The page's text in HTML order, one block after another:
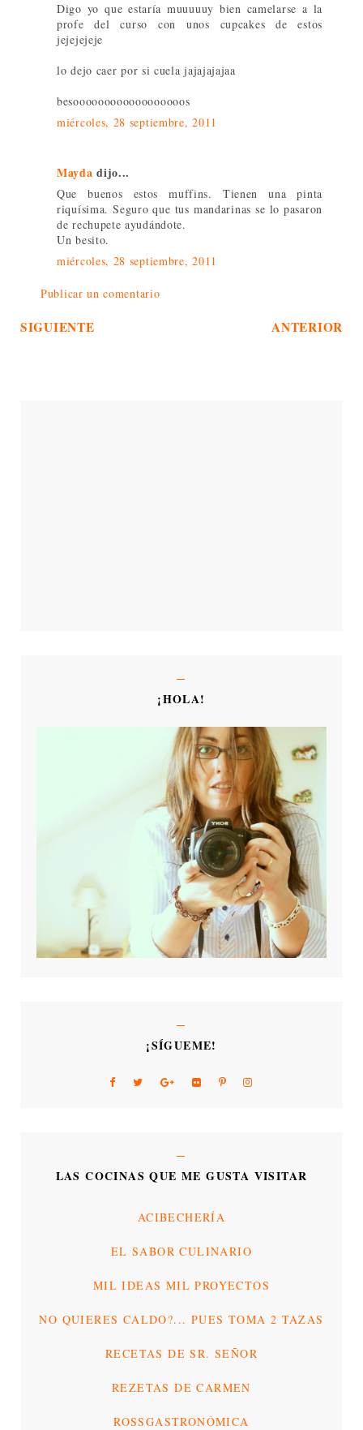
Digo yo que estaría muuuuuy bien camelarse a la
profe del curso con unos cupcakes de estos
jejejejeje
lo dejo caer por si cuela jajajajajaa
besoooooooooooooooooos
miércoles, 28 septiembre, 2011
Mayda dijo...
Que buenos estos muffins. Tienen una pinta
riquísima. Seguro que tus mandarinas se lo pasaron
de rechupete ayudándote.
Un besito.
miércoles, 28 septiembre, 2011
Publicar un comentario
SIGUIENTE ANTERIOR
¡HOLA!
¡SÍGUEME!
LAS COCINAS QUE ME GUSTA VISITAR
ACIBECHERÍA
EL SABOR CULINARIO
MIL IDEAS MIL PROYECTOS
NO QUIERES CALDO?... PUES TOMA 2 TAZAS
RECETAS DE SR. SEÑOR
REZETAS DE CARMEN
ROSSGASTRONÓMICA